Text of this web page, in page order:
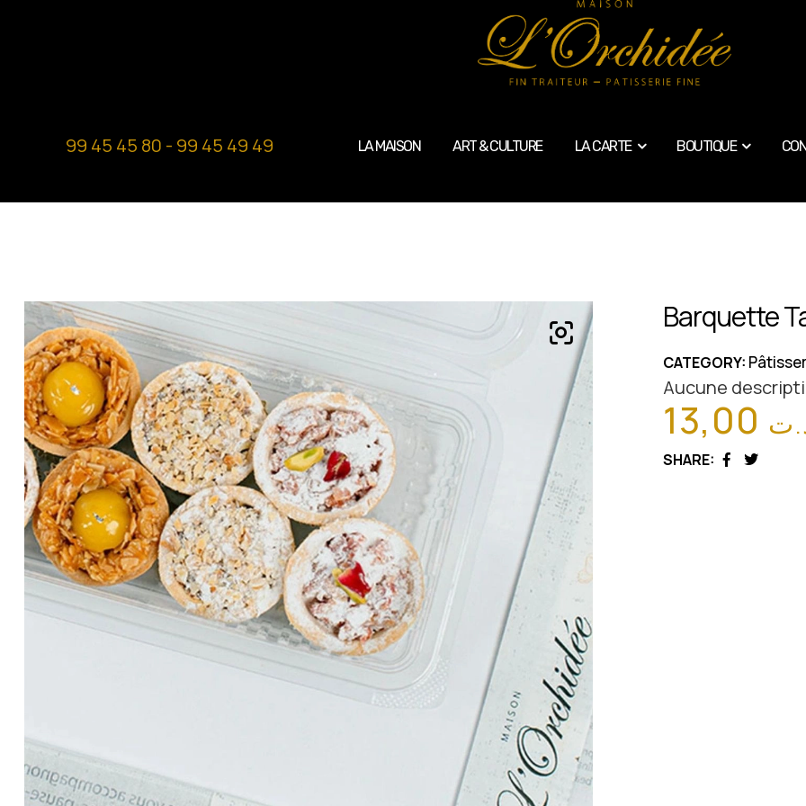
99 45 45 80 - 99 45 49 49 LA MAISON ART & CULTURE LA CARTE BOUTIQUE
Barquette
CATEGORY:
Aucune
SHARE:
Facebook
Twitter